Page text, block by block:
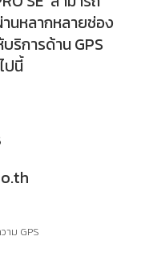
นหลากหลายช่อง
ริการด้าน GPS
ปนี้
าม GPS